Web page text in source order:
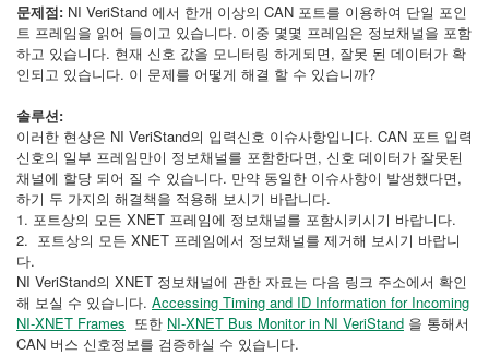
문제점: NI VeriStand 에서 한개 이상의 CAN 포트를 이용하여 단일 포인
트 프레임을 읽어 들이고 있습니다. 이중 몇몇 프레임은 정보채널을 포함
하고 있습니다. 현재 신호 값을 모니터링 하게되면, 잘못 된 데이터가 확
인되고 있습니다. 이 문제를 어떻게 해결 할 수 있습니까?
솔루션:
이러한 현상은 NI VeriStand의 입력신호 이슈사항입니다. CAN 포트 입력
신호의 일부 프레임만이 정보채널를 포함한다면, 신호 데이터가 잘못된
채널에 할당 되어 질 수 있습니다. 만약 동일한 이슈사항이 발생했다면,
하기 두 가지의 해결책을 적용해 보시기 바랍니다.
1. 포트상의 모든 XNET 프레임에 정보채널를 포함시키시기 바랍니다.
2. 포트상의 모든 XNET 프레임에서 정보채널를 제거해 보시기 바랍니
다.
NI VeriStand의 XNET 정보채널에 관한 자료는 다음 링크 주소에서 확인
해 보실 수 있습니다. Accessing Timing and ID Information for Incoming
NI-XNET Frames 또한 NI-XNET Bus Monitor in NI VeriStand 을 통해서
CAN 버스 신호정보를 검증하실 수 있습니다.